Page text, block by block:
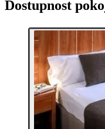
Dostupnost